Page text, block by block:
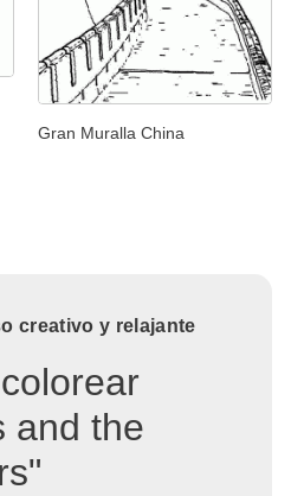
Gran Muralla China
creativo y relajante
and the